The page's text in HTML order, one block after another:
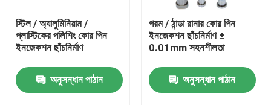
স্টিল / অ্যালুমিনিয়াম /
প্লাস্টিকের পলিশিং কোর পিন
ইনজেকশন ছাঁচনির্মাণ
অনুসন্ধান পাঠান
গরম / ঠান্ডা রানার কোর পিন
ইনজেকশন ছাঁচনির্মাণ ±
0.01mm সহনশীলতা
অনুসন্ধান পাঠান